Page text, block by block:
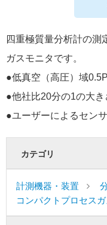
四重極質量分析計の測
ガスモニタです。
●低真空（高圧）域
●他社比20分の1の大き
●ユーザーによるセン
カテゴリ
計測機器・装置
コンパクトプロセス